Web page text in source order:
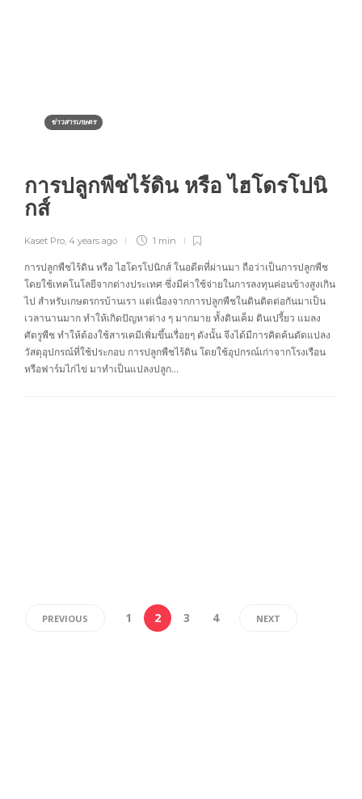
ข่าวสารเกษตร
การปลูกพืชไร้ดิน หรือ ไฮโดรโปนิ
กส์
Kaset Pro, 4 years ago 1 min
การปลูกพืชไร้ดิน หรือ ไฮโดรโปนิกส์ ในอดีตที่ผ่านมา ถือว่าเป็นการปลูกพืช
โดยใช้เทคโนโลยีจากต่างประเทศ ซึ่งมีค่าใช้จ่ายในการลงทุนค่อนข้างสูงเกิน
ไป สำหรับเกษตรกรบ้านเรา แต่เนื่องจากการปลูกพืชในดินติดต่อกันมาเป็น
เวลานานมาก ทำให้เกิดปัญหาต่าง ๆ มากมาย ทั้งดินเค็ม ดินเปรี้ยว แมลง
ศัตรูพืช ทำให้ต้องใช้สารเคมีเพิ่มขึ้นเรื่อยๆ ดังนั้น จึงได้มีการคิดค้นดัดแปลง
วัสดุอุปกรณ์ที่ใช้ประกอบ การปลูกพืชไร้ดิน โดยใช้อุปกรณ์เก่าจากโรงเรือน
หรือฟาร์มไก่ไข่ มาทำเป็นแปลงปลูก…
PREVIOUS 1 2 3 4 NEXT